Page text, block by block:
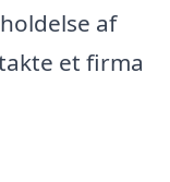
af
et firma